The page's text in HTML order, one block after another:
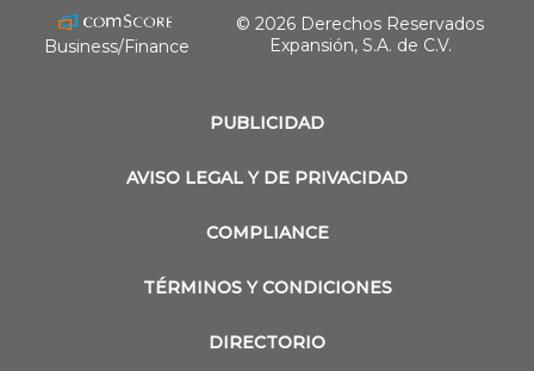
PUBLICIDAD
AVISO LEGAL Y DE PRIVACIDAD
COMPLIANCE
TÉRMINOS Y CONDICIONES
DIRECTORIO
Business/Finance
© 2026 Derechos Reservados
Expansión, S.A. de C.V.